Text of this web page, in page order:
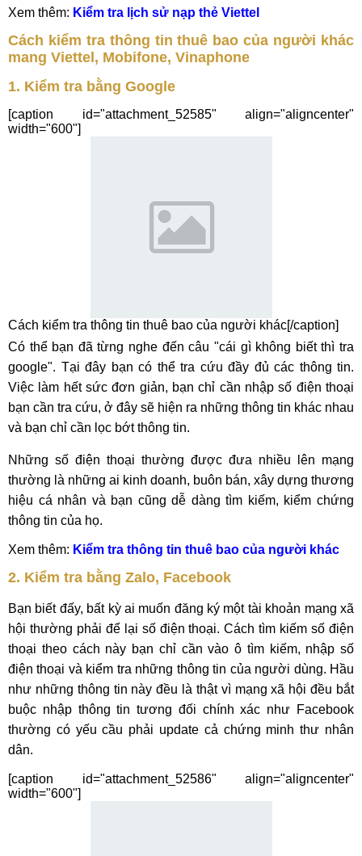
Xem thêm: Kiểm tra lịch sử nạp thẻ Viettel
Cách kiểm tra thông tin thuê bao của người khác
mang Viettel, Mobifone, Vinaphone
1. Kiểm tra bằng Google
[caption id="attachment_52585" align="aligncenter"
width="600"]
Cách kiểm tra thông tin thuê bao của người khác[/caption]
Có thể bạn đã từng nghe đến câu "cái gì không biết thì tra
google". Tại đây bạn có thể tra cứu đầy đủ các thông tin.
Việc làm hết sức đơn giản, bạn chỉ cần nhập số điện thoại
bạn cần tra cứu, ở đây sẽ hiện ra những thông tin khác nhau
và bạn chỉ cần lọc bớt thông tin.
Những số điện thoại thường được đưa nhiều lên mạng
thường là những ai kinh doanh, buôn bán, xây dựng thương
hiệu cá nhân và bạn cũng dễ dàng tìm kiếm, kiểm chứng
thông tin của họ.
Xem thêm: Kiểm tra thông tin thuê bao của người khác
2. Kiểm tra bằng Zalo, Facebook
Bạn biết đấy, bất kỳ ai muốn đăng ký một tài khoản mạng xã
hội thường phải để lại số điện thoại. Cách tìm kiếm số điện
thoại theo cách này bạn chỉ cần vào ô tìm kiếm, nhập số
điện thoại và kiểm tra những thông tin của người dùng. Hầu
như những thông tin này đều là thật vì mạng xã hội đều bắt
buộc nhập thông tin tương đối chính xác như Facebook
thường có yếu cầu phải update cả chứng minh thư nhân
dân.
[caption id="attachment_52586" align="aligncenter"
width="600"]